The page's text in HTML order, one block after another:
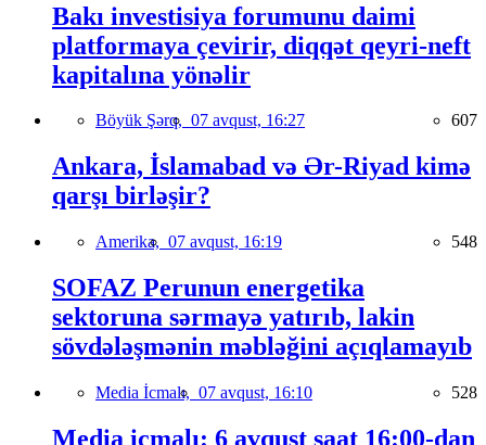
Bakı investisiya forumunu daimi
platformaya çevirir, diqqət qeyri-neft
kapitalına yönəlir
Böyük Şərq, 07 avqust, 16:27 607
Ankara, İslamabad və Ər-Riyad kimə
qarşı birləşir?
Amerika, 07 avqust, 16:19 548
SOFAZ Perunun energetika
sektoruna sərmayə yatırıb, lakin
sövdələşmənin məbləğini açıqlamayıb
Media İcmalı, 07 avqust, 16:10 528
Media icmalı: 6 avqust saat 16:00-dan